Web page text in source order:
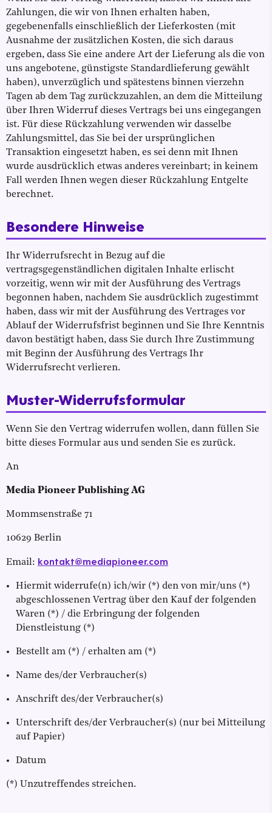
Zahlungen, die wir von Ihnen erhalten haben,
gegebenenfalls einschließlich der Lieferkosten (mit
Ausnahme der zusätzlichen Kosten, die sich daraus
ergeben, dass Sie eine andere Art der Lieferung als die von
uns angebotene, günstigste Standardlieferung gewählt
haben), unverzüglich und spätestens binnen vierzehn
Tagen ab dem Tag zurückzuzahlen, an dem die Mitteilung
über Ihren Widerruf dieses Vertrags bei uns eingegangen
ist. Für diese Rückzahlung verwenden wir dasselbe
Zahlungsmittel, das Sie bei der ursprünglichen
Transaktion eingesetzt haben, es sei denn mit Ihnen
wurde ausdrücklich etwas anderes vereinbart; in keinem
Fall werden Ihnen wegen dieser Rückzahlung Entgelte
berechnet.
Besondere Hinweise
Ihr Widerrufsrecht in Bezug auf die
vertragsgegenständlichen digitalen Inhalte erlischt
vorzeitig, wenn wir mit der Ausführung des Vertrags
begonnen haben, nachdem Sie ausdrücklich zugestimmt
haben, dass wir mit der Ausführung des Vertrages vor
Ablauf der Widerrufsfrist beginnen und Sie Ihre Kenntnis
davon bestätigt haben, dass Sie durch Ihre Zustimmung
mit Beginn der Ausführung des Vertrags Ihr
Widerrufsrecht verlieren.
Muster-Widerrufsformular
Wenn Sie den Vertrag widerrufen wollen, dann füllen Sie
bitte dieses Formular aus und senden Sie es zurück.
An
Media Pioneer Publishing AG
Mommsenstraße 71
10629 Berlin
Email: kontakt@mediapioneer.com
Hiermit widerrufe(n) ich/wir (*) den von mir/uns (*)
abgeschlossenen Vertrag über den Kauf der folgenden
Waren (*) / die Erbringung der folgenden
Dienstleistung (*)
Bestellt am (*) / erhalten am (*)
Name des/der Verbraucher(s)
Anschrift des/der Verbraucher(s)
Unterschrift des/der Verbraucher(s) (nur bei Mitteilung
auf Papier)
Datum
(*) Unzutreffendes streichen.